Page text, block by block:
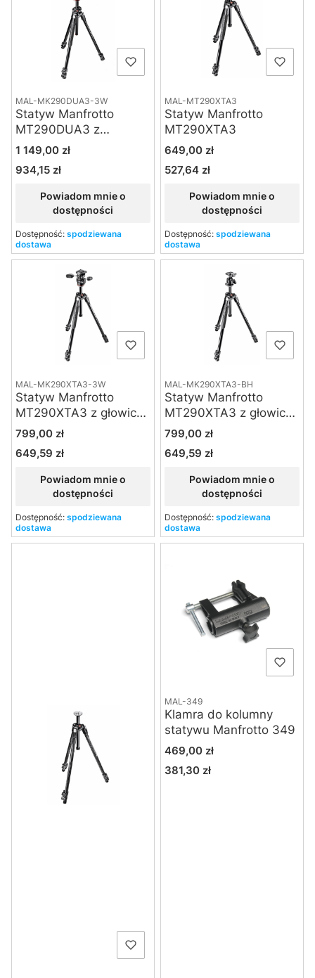
MAL-MK290DUA3-3W
Statyw Manfrotto
MT290DUA3 z
wychylaną kolumną i
głowicą MH804-3W
Cena
1 149,00 zł
Cena
934,15 zł
Powiadom mnie o
dostępności
Dostępność: spodziewana
dostawa
MAL-MT290XTA3
Statyw Manfrotto
MT290XTA3
Cena
649,00 zł
Cena
527,64 zł
Powiadom mnie o
dostępności
Dostępność: spodziewana
dostawa
MAL-MK290XTA3-3W
Statyw Manfrotto
MT290XTA3 z głowicą
3-kierunkową MH804-
Cena
799,00 zł
Cena
649,59 zł
Powiadom mnie o
dostępności
Dostępność: spodziewana
dostawa
MAL-MK290XTA3-BH
Statyw Manfrotto
MT290XTA3 z głowicą
kulową 496RC2
Cena
799,00 zł
Cena
649,59 zł
Powiadom mnie o
dostępności
Dostępność: spodziewana
dostawa
MAL-349
Klamra do kolumny
statywu Manfrotto 349
Cena
469,00 zł
Cena
381,30 zł